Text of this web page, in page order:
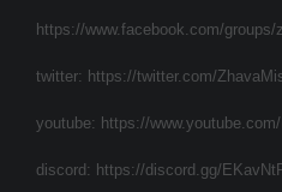
https://www.facebook.com/groups/
twitter: https://twitter.com/
youtube: https://
discord: https://discord.gg/